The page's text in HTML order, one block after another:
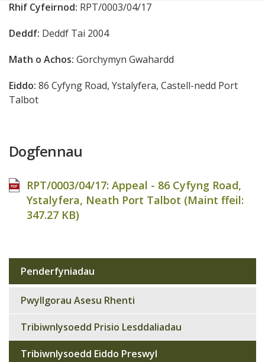
Rhif Cyfeirnod: RPT/0003/04/17
Deddf: Deddf Tai 2004
Math o Achos: Gorchymyn Gwahardd
Eiddo: 86 Cyfyng Road, Ystalyfera, Castell-nedd Port
Talbot
Dogfennau
RPT/0003/04/17: Appeal - 86 Cyfyng Road,
Ystalyfera, Neath Port Talbot (Maint ffeil:
347.27 KB)
Sub
navigation
Penderfyniadau
Pwyllgorau Asesu Rhenti
Tribiwnlysoedd Prisio Lesddaliadau
Tribiwnlysoedd Eiddo Preswyl